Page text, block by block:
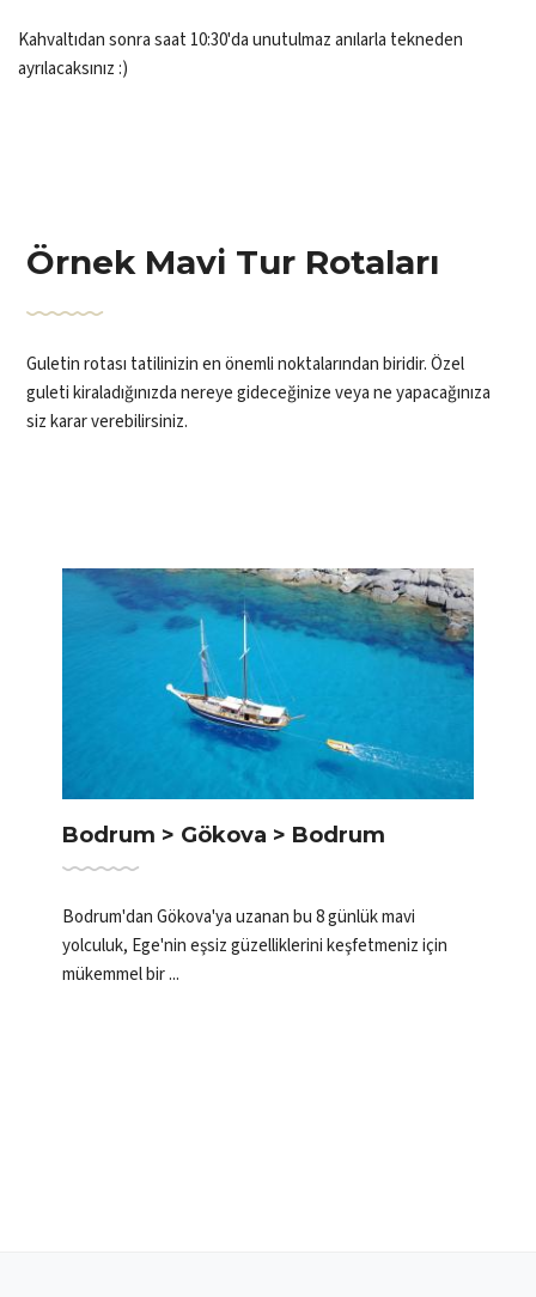
Kahvaltıdan sonra saat 10:30'da unutulmaz anılarla tekneden
ayrılacaksınız :)
Örnek Mavi Tur Rotaları
Guletin rotası tatilinizin en önemli noktalarından biridir. Özel
guleti kiraladığınızda nereye gideceğinize veya ne yapacağınıza
siz karar verebilirsiniz.
Bodrum > Gökova > Bodrum
Bodrum'dan Gökova'ya uzanan bu 8 günlük mavi
yolculuk, Ege'nin eşsiz güzelliklerini keşfetmeniz için
mükemmel bir ...